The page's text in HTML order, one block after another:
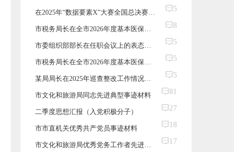
5
8
5
5
5
市文化和旅游局同志先进典型事迹材料
81
二季度思想汇报（入党积极分子）
27
市市直机关优秀共产党员事迹材料
18
17